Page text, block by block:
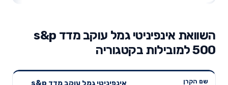
השוואת אינפיניטי גמל עוקב מדד s&p
500 למובילות בקטגוריה
תשואה
אינפיניטי גמל עוקב מדד s&p